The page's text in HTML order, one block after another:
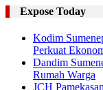
Expose Today
Kodim
Perkuat
Dandim
Rumah Warga
JCH